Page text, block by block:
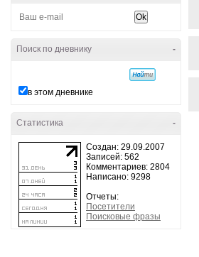
-
Поиск по дневнику
в этом дневнике
-
Статистика
Создан: 29.09.2007
Записей: 562
Комментариев: 2804
Написано: 9298
Отчеты:
Посетители
Поисковые фразы